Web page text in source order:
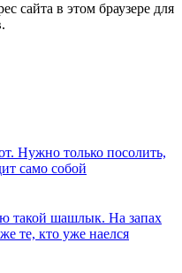
сайта в этом браузере для
Нужно только посолить,
само собой
такой шашлык. На запах
те, кто уже наелся